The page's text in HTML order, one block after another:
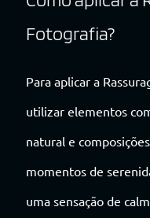
Fotografia?
Para aplicar a
utilizar elementos
natural e
momentos de
uma sensação de